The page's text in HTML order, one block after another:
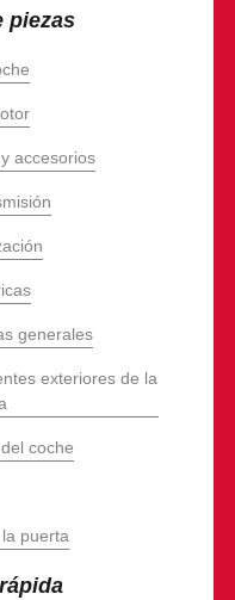
piezas
accesorios
generales
exteriores de la
coche
puerta